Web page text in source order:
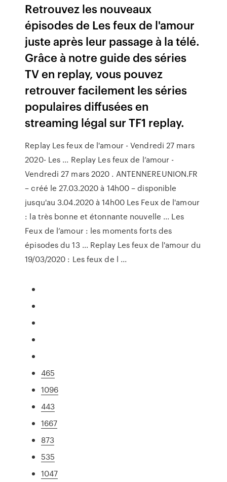
Retrouvez les nouveaux
épisodes de Les feux de l'amour
juste après leur passage à la télé.
Grâce à notre guide des séries
TV en replay, vous pouvez
retrouver facilement les séries
populaires diffusées en
streaming légal sur TF1 replay.
Replay Les feux de l'amour - Vendredi 27 mars
2020- Les ... Replay Les feux de l’amour -
Vendredi 27 mars 2020 . ANTENNEREUNION.FR
– créé le 27.03.2020 à 14h00 – disponible
jusqu'au 3.04.2020 à 14h00 Les Feux de l'amour
: la très bonne et étonnante nouvelle ... Les
Feux de l’amour : les moments forts des
épisodes du 13 ... Replay Les feux de l'amour du
19/03/2020 : Les feux de l ...
465
1096
443
1667
873
535
1047